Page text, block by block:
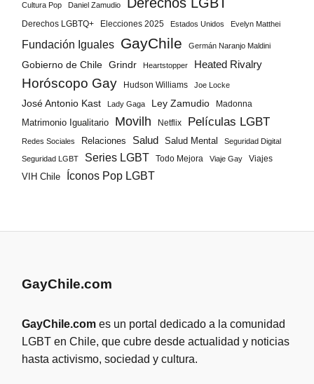
Cultura Pop Daniel Zamudio
Derechos LGBTQ+ Elecciones 2025 Estados Unidos Evelyn Matthei
Fundación Iguales GayChile Germán Naranjo Maldini
Gobierno de Chile Grindr Heartstopper Heated Rivalry
Horóscopo Gay Hudson Williams Joe Locke
José Antonio Kast Lady Gaga Ley Zamudio Madonna
Matrimonio Igualitario Movilh Netflix Películas LGBT
Redes Sociales Relaciones Salud Salud Mental Seguridad Digital
Seguridad LGBT Series LGBT Todo Mejora Viaje Gay
Viajes
VIH Chile
Íconos Pop LGBT
GayChile.com
GayChile.com es un portal dedicado a la comunidad
LGBT en Chile, que cubre desde actualidad y noticias
hasta activismo, sociedad y cultura.